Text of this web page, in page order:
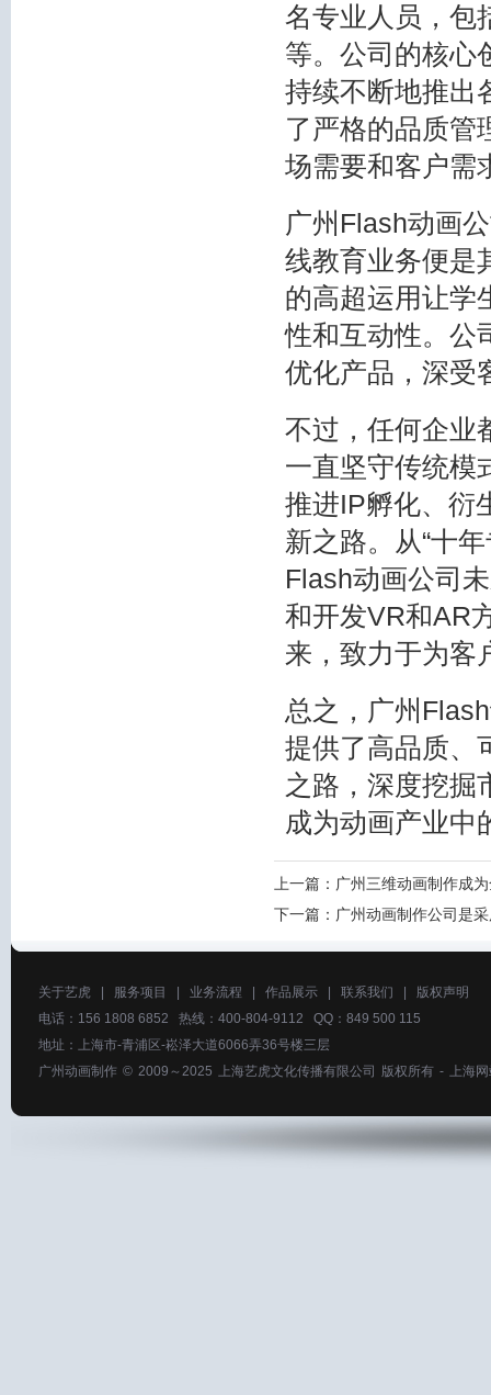
名专业人员，包
等。公司的核心
持续不断地推出
了严格的品质管
场需要和客户需
广州Flash动画
线教育业务便是
的高超运用让学
性和互动性。公
优化产品，深受
不过，任何企业
一直坚守传统模
推进IP孵化、衍
新之路。从“十
Flash动画公司
和开发VR和AR
来，致力于为客
总之，广州
提供了高品质、
之路，深度挖掘
成为动画产业中
上一篇： 广州三维动画制作成
下一篇： 广州动画制作公司是
关于艺虎 服务项目 业务流程 作品展示 联系我们
版权声明
电话：156 1808 6852 热线：400-804-9112 QQ：849 500 115
地址：上海市-青浦区-崧泽大道6066弄36号楼三层
广州动画制作 © 2009～2025 上海艺虎文化传播有限公司 版权所有 - 上海